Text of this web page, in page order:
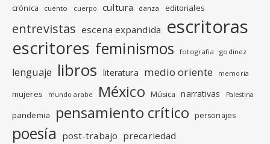
crónica cuento cuerpo cultura danza editoriales
entrevistas escena expandida escritoras
escritores feminismos fotografia godinez
lenguaje libros literatura medio oriente memoria
mujeres mundo arabe México Música narrativas Palestina
pandemia pensamiento crítico personajes
poesía post-trabajo precariedad